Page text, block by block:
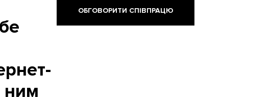
ним
ОБГОВОРИТИ СПІВПРАЦЮ